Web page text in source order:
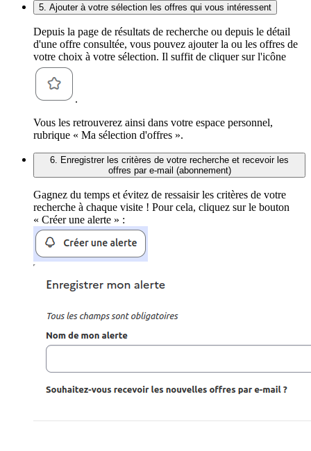
5. Ajouter à votre sélection les offres qui vous intéressent
Depuis la page de résultats de recherche ou depuis le détail
d'une offre consultée, vous pouvez ajouter la ou les offres de
votre choix à votre sélection. Il suffit de cliquer sur l'icône
.
Vous les retrouverez ainsi dans votre espace personnel,
rubrique « Ma sélection d'offres ».
6. Enregistrer les critères de votre recherche et recevoir les
offres par e-mail (abonnement)
Gagnez du temps et évitez de ressaisir les critères de votre
recherche à chaque visite ! Pour cela, cliquez sur le bouton
« Créer une alerte » :